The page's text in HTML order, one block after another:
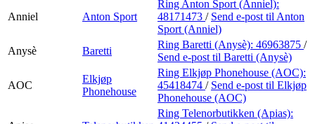
Anniel Anton Sport
Ring Anton Sport (Anniel):
48171473 / Send e-post til Anton
Sport (Anniel)
Anysè
Baretti
Ring Baretti (Anysè): 46963875 /
Send e-post til Baretti (Anysè)
AOC
Elkjøp
Phonehouse
Ring Elkjøp Phonehouse (AOC):
45418474 / Send e-post til Elkjøp
Phonehouse (AOC)
Ring Telenorbutikken (Apias):